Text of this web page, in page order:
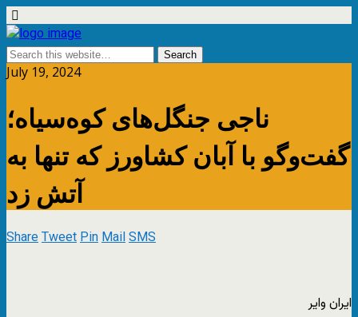
July 19, 2024
ناجی جنگل‌های کوه‌سیاه؛
گفت‌وگو با آبان کشاورز که تنها به
آتش زد
ShareTweetPinMailSMS
ایران وایر